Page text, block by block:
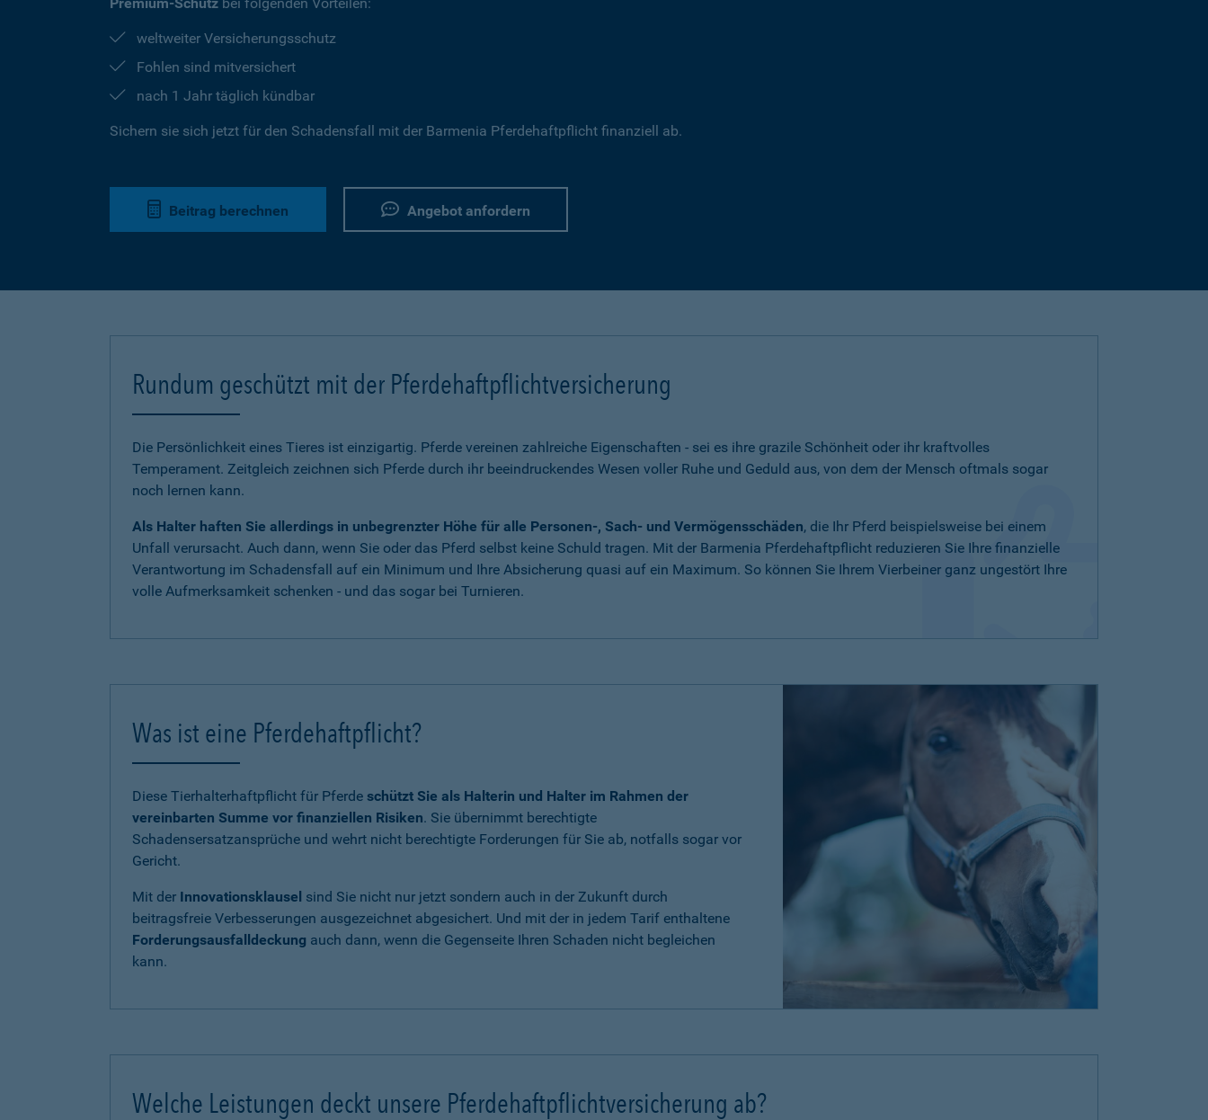
weltweiter Versicherungsschutz
Fohlen sind mitversichert
nach 1 Jahr täglich kündbar
Sichern sie sich jetzt für den Schadensfall mit der Barmenia Pferdehaftpflicht finanziell ab.
Beitrag berechnen Angebot anfordern
Rundum geschützt mit der Pferdehaftpflichtversicherung
Die Persönlichkeit eines Tieres ist einzigartig. Pferde vereinen zahlreiche Eigenschaften - sei es ihre grazile Schönheit oder ihr kraftvolles
Temperament. Zeitgleich zeichnen sich Pferde durch ihr beeindruckendes Wesen voller Ruhe und Geduld aus, von dem der Mensch oftmals sogar
noch lernen kann.
Als Halter haften Sie allerdings in unbegrenzter Höhe für alle Personen-, Sach- und Vermögensschäden, die Ihr Pferd beispielsweise bei einem
Unfall verursacht. Auch dann, wenn Sie oder das Pferd selbst keine Schuld tragen. Mit der Barmenia Pferdehaftpflicht reduzieren Sie Ihre finanzielle
Verantwortung im Schadensfall auf ein Minimum und Ihre Absicherung quasi auf ein Maximum. So können Sie Ihrem Vierbeiner ganz ungestört Ihre
volle Aufmerksamkeit schenken - und das sogar bei Turnieren.
Was ist eine Pferdehaftpflicht?
Diese Tierhalterhaftpflicht für Pferde schützt Sie als Halterin und Halter im Rahmen der
vereinbarten Summe vor finanziellen Risiken. Sie übernimmt berechtigte
Schadensersatzansprüche und wehrt nicht berechtigte Forderungen für Sie ab, notfalls sogar vor
Gericht.
Mit der Innovationsklausel sind Sie nicht nur jetzt sondern auch in der Zukunft durch
beitragsfreie Verbesserungen ausgezeichnet abgesichert. Und mit der in jedem Tarif enthaltene
Forderungsausfalldeckung auch dann, wenn die Gegenseite Ihren Schaden nicht begleichen
kann.
Welche Leistungen deckt unsere Pferdehaftpflichtversicherung ab?